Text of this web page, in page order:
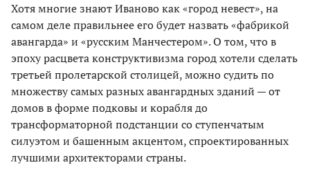
Хотя многие знают Иваново как «город невест», на
самом деле правильнее его будет назвать «фабрикой
авангарда» и «русским Манчестером». О том, что в
эпоху расцвета конструктивизма город хотели сделать
третьей пролетарской столицей, можно судить по
множеству самых разных авангардных зданий — от
домов в форме подковы и корабля до
трансформаторной подстанции со ступенчатым
силуэтом и башенным акцентом, спроектированных
лучшими архитекторами страны.